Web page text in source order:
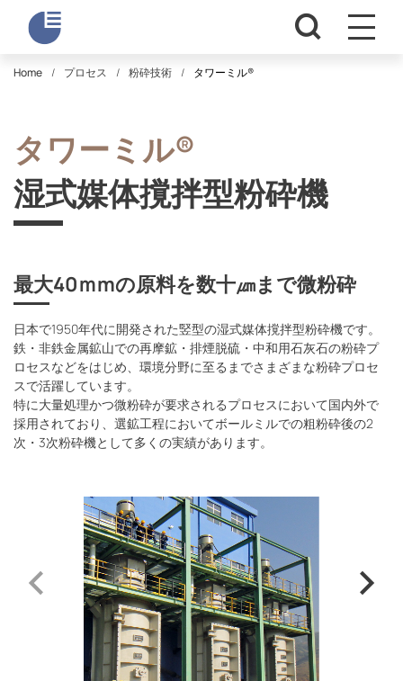
Home プロセス 粉砕技術 タワーミル®
湿式媒体撹拌型粉砕機
タワーミル®
最大40ｍmの原料を数十㎛まで微粉砕
日本で1950年代に開発された竪型の湿式媒体撹拌型粉砕機です。
鉄・非鉄金属鉱山での再摩鉱・排煙脱硫・中和用石灰石の粉砕プ
ロセスなどをはじめ、環境分野に至るまでさまざまな粉砕プロセ
スで活躍しています。
特に大量処理かつ微粉砕が要求されるプロセスにおいて国内外で
採用されており、選鉱工程においてボールミルでの粗粉砕後の2
次・3次粉砕機として多くの実績があります。